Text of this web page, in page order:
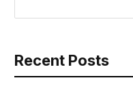
Recent Posts